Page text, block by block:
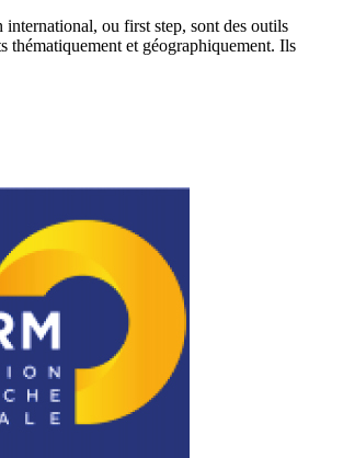
ou first step, sont des outils
thématiquement et géographiquement. Ils